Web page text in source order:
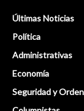
Últimas Noticias
Política
Administrativas
Economía
Seguridad y